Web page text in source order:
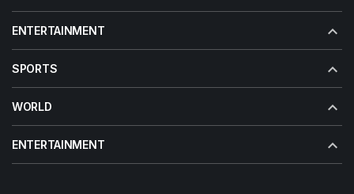
ENTERTAINMENT
SPORTS
WORLD
ENTERTAINMENT